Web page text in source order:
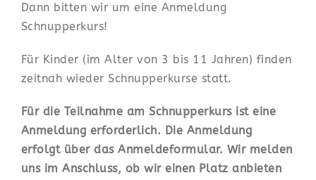
Dann bitten wir um eine Anmeldung
Schnupperkurs!
Für Kinder (im Alter von 3 bis 11 Jahren) finden
zeitnah wieder Schnupperkurse statt.
Für die Teilnahme am Schnupperkurs ist eine
Anmeldung erforderlich. Die Anmeldung
erfolgt über das Anmeldeformular. Wir melden
uns im Anschluss, ob wir einen Platz anbieten